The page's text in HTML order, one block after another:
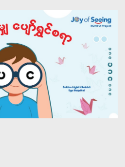
of Seeing”
Project
Happiness to Every Vision”
More